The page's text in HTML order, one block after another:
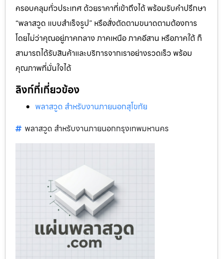
ครอบคลุมทั่วประเทศ ด้วยราคาที่เข้าถึงได้ พร้อมรับคำปรึกษา
“พลาสวูด แบบสำเร็จรูป” หรือสั่งตัดตามขนาดตามต้องการ
โดยไม่ว่าคุณอยู่ภาคกลาง ภาคเหนือ ภาคอีสาน หรือภาคใต้ ก็
สามารถได้รับสินค้าและบริการจากเราอย่างรวดเร็ว พร้อม
คุณภาพที่มั่นใจได้
ลิงก์ที่เกี่ยวข้อง
พลาสวูด สำหรับงานภายนอกสุโขทัย
พลาสวูด สำหรับงานภายนอกกรุงเทพมหานคร